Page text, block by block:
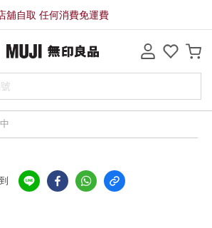
舖自取 任何消費免運費